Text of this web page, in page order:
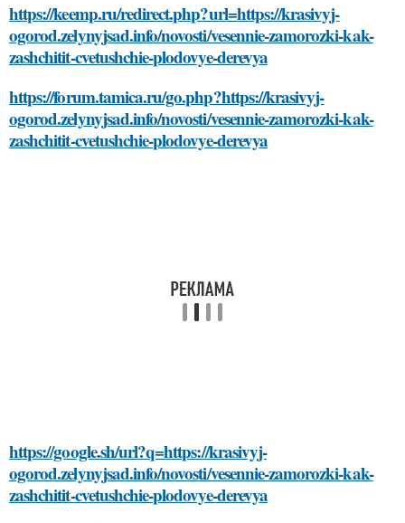
https://keemp.ru/redirect.php?url=https://krasivyj-
ogorod.zelynyjsad.info/novosti/vesennie-zamorozki-kak-
zashchitit-cvetushchie-plodovye-derevya
https://forum.tamica.ru/go.php?https://krasivyj-
ogorod.zelynyjsad.info/novosti/vesennie-zamorozki-kak-
zashchitit-cvetushchie-plodovye-derevya
https://google.sh/url?q=https://krasivyj-
ogorod.zelynyjsad.info/novosti/vesennie-zamorozki-kak-
zashchitit-cvetushchie-plodovye-derevya